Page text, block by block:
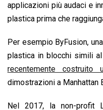
applicazioni più audaci e
plastica prima che
Per esempio ByFusion,
plastica in blocchi simili
recentemente
dimostrazioni a Manhattan
Nel 2017, la non-profit